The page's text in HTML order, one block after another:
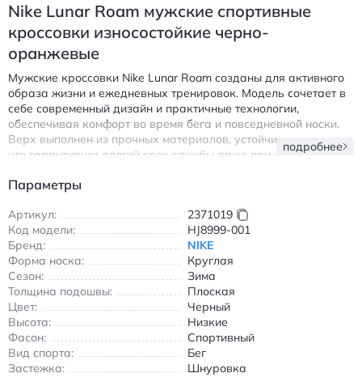
Nike Lunar Roam мужские спортивные
кроссовки износостойкие черно-
оранжевые
Мужские кроссовки Nike Lunar Roam созданы для активного
образа жизни и ежедневных тренировок. Модель сочетает в
себе современный дизайн и практичные технологии,
обеспечивая комфорт во время бега и повседневной носки.
Верх выполнен из прочных материалов, устойчивых к износу,
что гарантирует долгий срок службы даже при интенсивной
Особенности модели:
Дышащая подкладка для оптимальной циркуляции
воздуха
Амортизирующая подошва с противоскользящим
протектором
Круглый носок и классическая шнуровка для надежной
Универсальный черно-оранжевый дизайн, подходящий
под любой спортивный образ
Кроссовки подходят для всех сезонов благодаря
подробнее
Параметры
Артикул:
2371019
Код модели:
HJ8999-001
Бренд:
NIKE
Форма носка:
Круглая
Сезон:
Зима
Толщина подошвы:
Плоская
Цвет:
Черный
Высота:
Низкие
Фасон:
Спортивный
Вид спорта:
Бег
Застежка:
Шнуровка